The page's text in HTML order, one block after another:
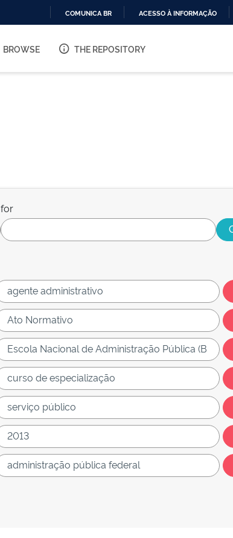
O
COMUNICA BR ACESSO À INFORMAÇÃO
BROWSE THE REPOSITORY
for